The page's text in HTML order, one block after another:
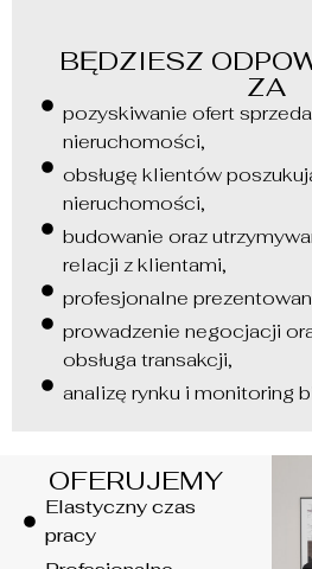
BĘDZIESZ
ZA
pozyskiwanie ofert
nieruchomości,
obsługę klientów
nieruchomości,
budowanie oraz
relacji z klientami,
profesjonalne
prowadzenie negocjacji
obsługa transakcji,
analizę rynku i monitoring
OFERUJEMY
Elastyczny czas
pracy